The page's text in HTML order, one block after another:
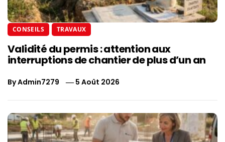
CONSEILS TRAVAUX
Validité du permis : attention aux
interruptions de chantier de plus d’un an
ByAdmin7279 5 Août 2026